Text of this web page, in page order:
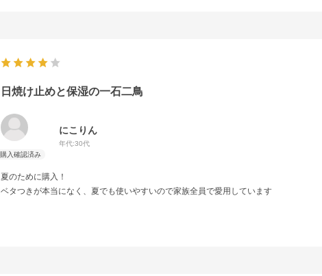
日焼け止めと保湿の一石二鳥
にこりん
年代:30代
夏のために購入！
ベタつきが本当になく、夏でも使いやすいので家族全員で愛用しています